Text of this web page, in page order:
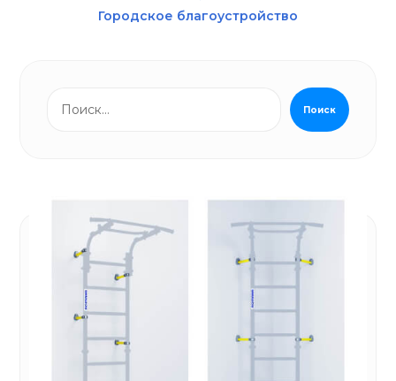
Городское благоустройство
Поиск